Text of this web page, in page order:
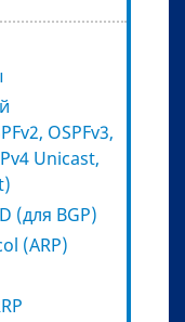
OSPFv3,
Unicast,
(для BGP)
(ARP)